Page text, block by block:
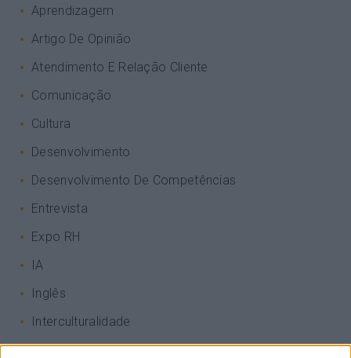
Aprendizagem
Artigo De Opinião
Atendimento E Relação Cliente
Comunicação
Cultura
Desenvolvimento
Desenvolvimento De Competências
Entrevista
Expo RH
IA
Inglês
Interculturalidade
Keep In Mind